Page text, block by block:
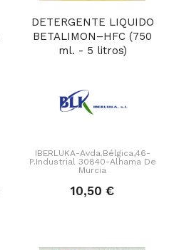
DETERGENTE LIQUIDO
BETALIMON–HFC (750
ml. - 5 litros)
IBERLUKA-Avda.Bélgica,46-
P.Industrial 30840-Alhama De
Murcia
10,50 €